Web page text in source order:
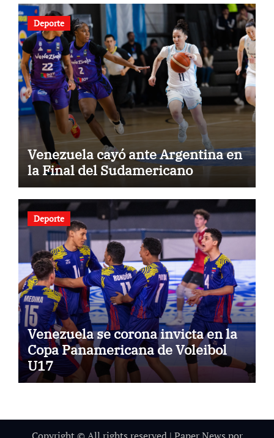
Deporte
Venezuela cayó ante Argentina en
la Final del Sudamericano
Deporte
Venezuela se corona invicta en la
Copa Panamericana de Voleibol
U17